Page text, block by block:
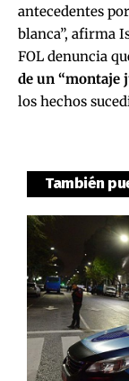
antecedentes
blanca”, afirma
FOL denuncia
de un “montaje
los hechos
También